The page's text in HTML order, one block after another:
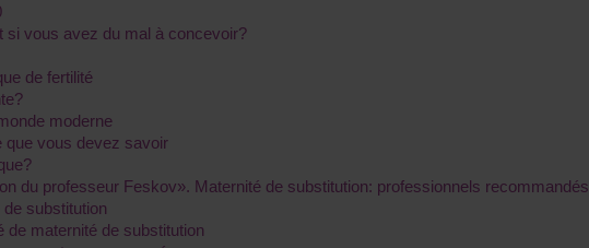
si vous avez du mal à concevoir?
de fertilité
moderne
que vous devez savoir
du professeur Feskov». Maternité de substitution: professionnels recommandés
substitution
maternité de substitution